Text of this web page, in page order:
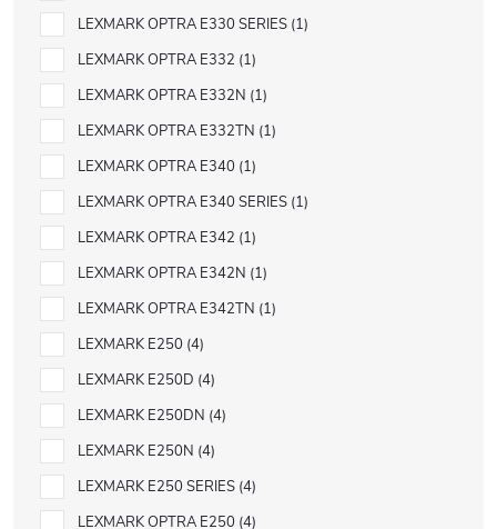
LEXMARK OPTRA E330 SERIES 1
LEXMARK OPTRA E332 1
LEXMARK OPTRA E332N 1
LEXMARK OPTRA E332TN 1
LEXMARK OPTRA E340 1
LEXMARK OPTRA E340 SERIES 1
LEXMARK OPTRA E342 1
LEXMARK OPTRA E342N 1
LEXMARK OPTRA E342TN 1
LEXMARK E250 4
LEXMARK E250D 4
LEXMARK E250DN 4
LEXMARK E250N 4
LEXMARK E250 SERIES 4
LEXMARK OPTRA E250 4